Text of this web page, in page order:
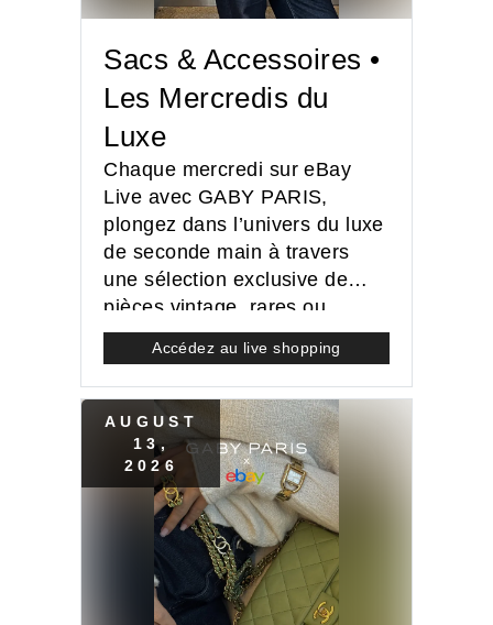
Sacs & Accessoires •
Les Mercredis du
Luxe
Chaque mercredi sur eBay
Live avec GABY PARIS,
plongez dans l’univers du luxe
de seconde main à travers
une sélection exclusive de
pièces vintage, rares ou
iconiques authentifiées par
Entrupy.
Accédez au live shopping
AUGUST
13,
2026